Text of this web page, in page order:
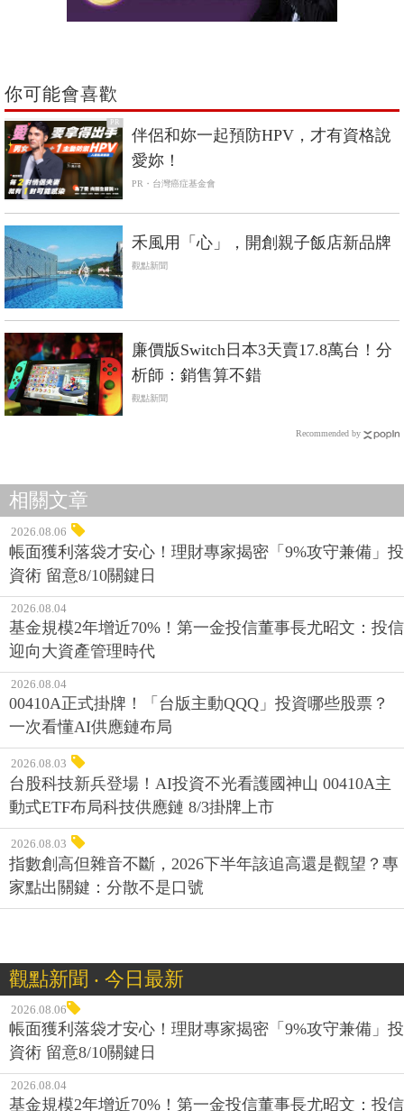
你可能會喜歡
PR
伴侶和妳一起預防HPV，才有資格說
愛妳！
PR・台灣癌症基金會
禾風用「心」，開創親子飯店新品牌
觀點新聞
廉價版Switch日本3天賣17.8萬台！分
析師：銷售算不錯
觀點新聞
Recommended by
相關文章
2026.08.06
帳面獲利落袋才安心！理財專家揭密「9%攻守兼備」投
資術 留意8/10關鍵日
2026.08.04
基金規模2年增近70%！第一金投信董事長尤昭文：投信
迎向大資產管理時代
2026.08.04
00410A正式掛牌！「台版主動QQQ」投資哪些股票？
一次看懂AI供應鏈布局
2026.08.03
台股科技新兵登場！AI投資不光看護國神山 00410A主
動式ETF布局科技供應鏈 8/3掛牌上市
2026.08.03
指數創高但雜音不斷，2026下半年該追高還是觀望？專
家點出關鍵：分散不是口號
觀點新聞 ‧ 今日最新
2026.08.06
帳面獲利落袋才安心！理財專家揭密「9%攻守兼備」投
資術 留意8/10關鍵日
2026.08.04
基金規模2年增近70%！第一金投信董事長尤昭文：投信